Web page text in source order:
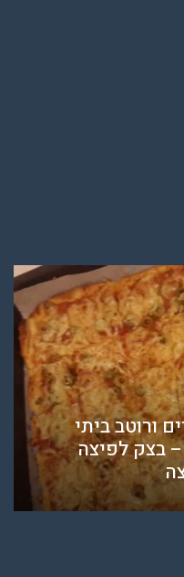
ורוטב ביתי
בצק לפיצה